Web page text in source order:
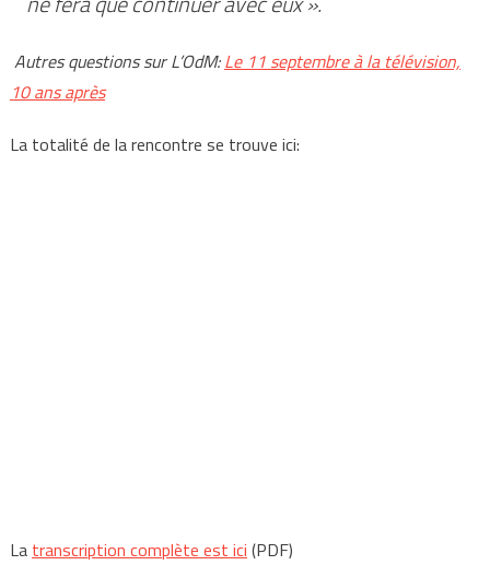
Autres questions sur L’OdM:Le 11 septembre à la télévision,
10 ans après
La totalité de la rencontre se trouve ici:
La transcription complète est ici (PDF)